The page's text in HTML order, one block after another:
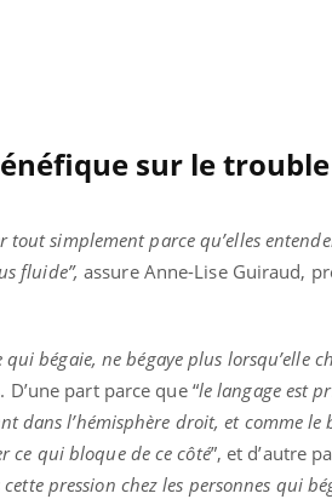
sur le
simplement parce qu’elles
fluide”, assure Anne-Lise Guiraud,
qui bégaie, ne bégaye plus lorsqu’elle
part parce que “le langage est
dans l’hémisphère droit, et comme le
ce qui bloque de ce côté”, et d’autre
cette pression chez les personnes qui